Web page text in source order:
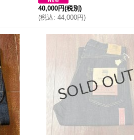
40,000円(税別)
(税込: 44,000円)